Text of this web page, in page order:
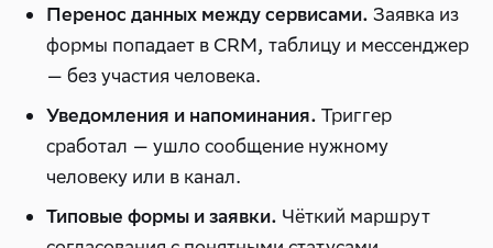
Перенос данных между сервисами. Заявка из
формы попадает в CRM, таблицу и мессенджер
— без участия человека.
Уведомления и напоминания. Триггер
сработал — ушло сообщение нужному
человеку или в канал.
Типовые формы и заявки. Чёткий маршрут